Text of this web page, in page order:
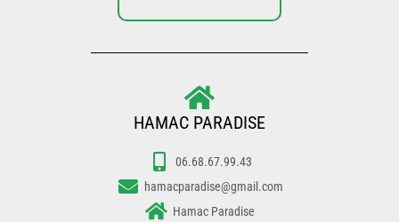
HAMAC PARADISE
06.68.67.99.43
hamacparadise@gmail.com
Hamac Paradise